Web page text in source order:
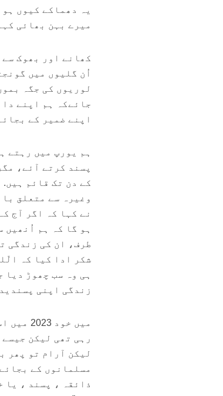
یہ دھماکے کیوں
میرے بہن بھائی
کھانے اور بھوک
اُن گلیوں میں
لوریوں کی جگہ
جائےکہ ہم اپنے
اپنے ضمیر کے
ہم یورپ میں رہتے
کے دن تک قائم
وغیرہ سے متعلق
نے کہا کہ اگر آج
ہو گا کہ ہم
طرف، ان کی زندگی
شکر ادا کیا کہ
ہی وہ سب چھوڑ دیا
زندگی اپنی
میں
رہی تھی لیکن
لیکن آرام تو پھر
مسلمانوں کے
ذائقہ ، پسند ، یا